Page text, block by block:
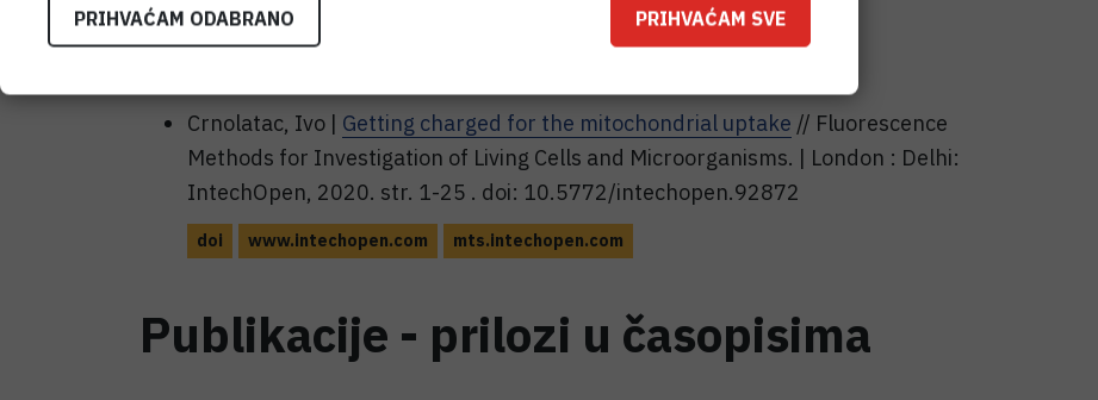
Crnolatac, Ivo | Getting charged for the mitochondrial uptake // Fluorescence
Methods for Investigation of Living Cells and Microorganisms. | London : Delhi:
IntechOpen, 2020. str. 1-25 . doi: 10.5772/intechopen.92872
doi www.intechopen.com mts.intechopen.com
Publikacije - prilozi u časopisima
PRIHVAĆAM ODABRANO PRIHVAĆAM SVE